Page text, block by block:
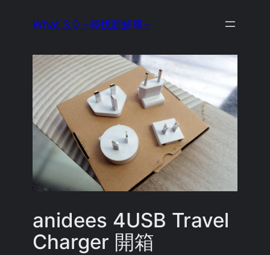
What 3.0 ~尋找新鮮事~
anidees 4USB Travel
Charger 開箱